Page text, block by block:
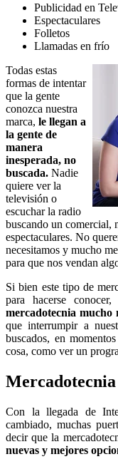
Publicidad en
Espectaculares
Folletos
Llamadas en frío
Todas estas
formas de intentar
que la gente
conozca nuestra
marca, le llegan a
la gente de
manera
inesperada, no
buscada. Nadie
quiere ver la
televisión o
escuchar la radio
buscando un comercial,
espectaculares. No
necesitamos y mucho
para que nos vendan
Si bien este tipo de
para hacerse conocer,
mercadotecnia
que interrumpir a
buscados, en
cosa, como ver un
Con la llegada de
cambiado, muchas
decir que la
nuevas y mejores